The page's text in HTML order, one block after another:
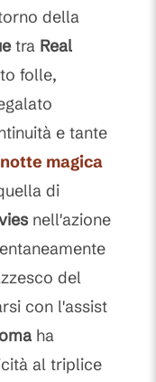
della
tra Real
folle,
e tante
magica
di
nell'azione
del
con l'assist
ha
al triplice